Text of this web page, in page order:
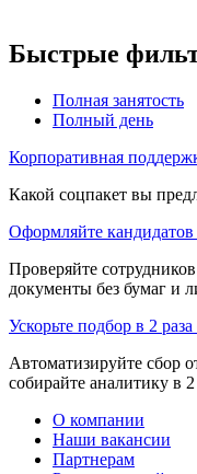
Быстрые
Полная занятость
Полный день
Корпоративная
Какой соцпакет вы
Оформляйте
Проверяйте
документы без бумаг и
Ускорьте подбор в 2
Автоматизируйте сбор
собирайте аналитику в
О компании
Наши вакансии
Партнерам